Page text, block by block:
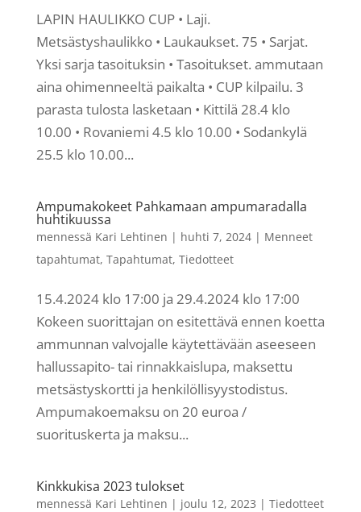
LAPIN HAULIKKO CUP • Laji.
Metsästyshaulikko • Laukaukset. 75 • Sarjat.
Yksi sarja tasoituksin • Tasoitukset. ammutaan
aina ohimenneeltä paikalta • CUP kilpailu. 3
parasta tulosta lasketaan • Kittilä 28.4 klo
10.00 • Rovaniemi 4.5 klo 10.00 • Sodankylä
25.5 klo 10.00...
Ampumakokeet Pahkamaan ampumaradalla
huhtikuussa
mennessä Kari Lehtinen | huhti 7, 2024| Menneet
tapahtumat, Tapahtumat, Tiedotteet
15.4.2024 klo 17:00 ja 29.4.2024 klo 17:00
Kokeen suorittajan on esitettävä ennen koetta
ammunnan valvojalle käytettävään aseeseen
hallussapito- tai rinnakkaislupa, maksettu
metsästyskortti ja henkilöllisyystodistus.
Ampumakoemaksu on 20 euroa /
suorituskerta ja maksu...
Kinkkukisa 2023 tulokset
mennessä Kari Lehtinen | joulu 12, 2023 | Tiedotteet